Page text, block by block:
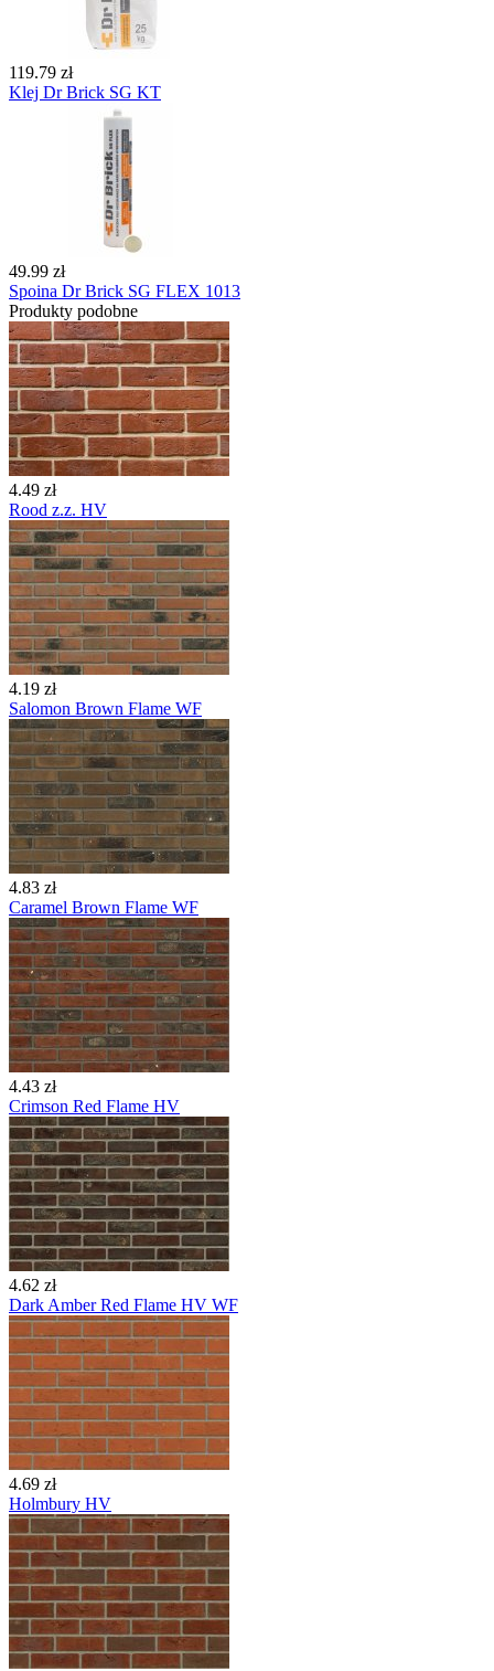
119.79 zł
Klej Dr Brick SG KT
49.99 zł
Spoina Dr Brick SG FLEX 1013
Produkty podobne
4.49 zł
Rood z.z. HV
4.19 zł
Salomon Brown Flame WF
4.83 zł
Caramel Brown Flame WF
4.43 zł
Crimson Red Flame HV
4.62 zł
Dark Amber Red Flame HV WF
4.69 zł
Holmbury HV